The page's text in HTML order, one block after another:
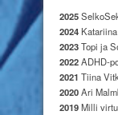
2025
2024
2023Topi ja
2022ADHD-
2021 Tiina
2020Ari
2019Milli